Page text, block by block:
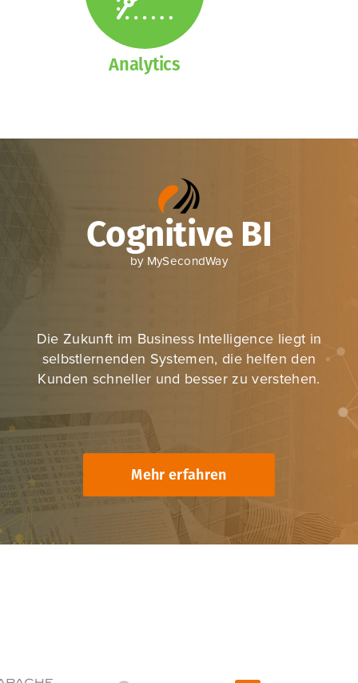
Analytics
Cognitive BI
by MySecondWay
Die Zukunft im Business Intelligence liegt in
selbstlernenden Systemen, die helfen den
Kunden schneller und besser zu verstehen.
Mehr erfahren